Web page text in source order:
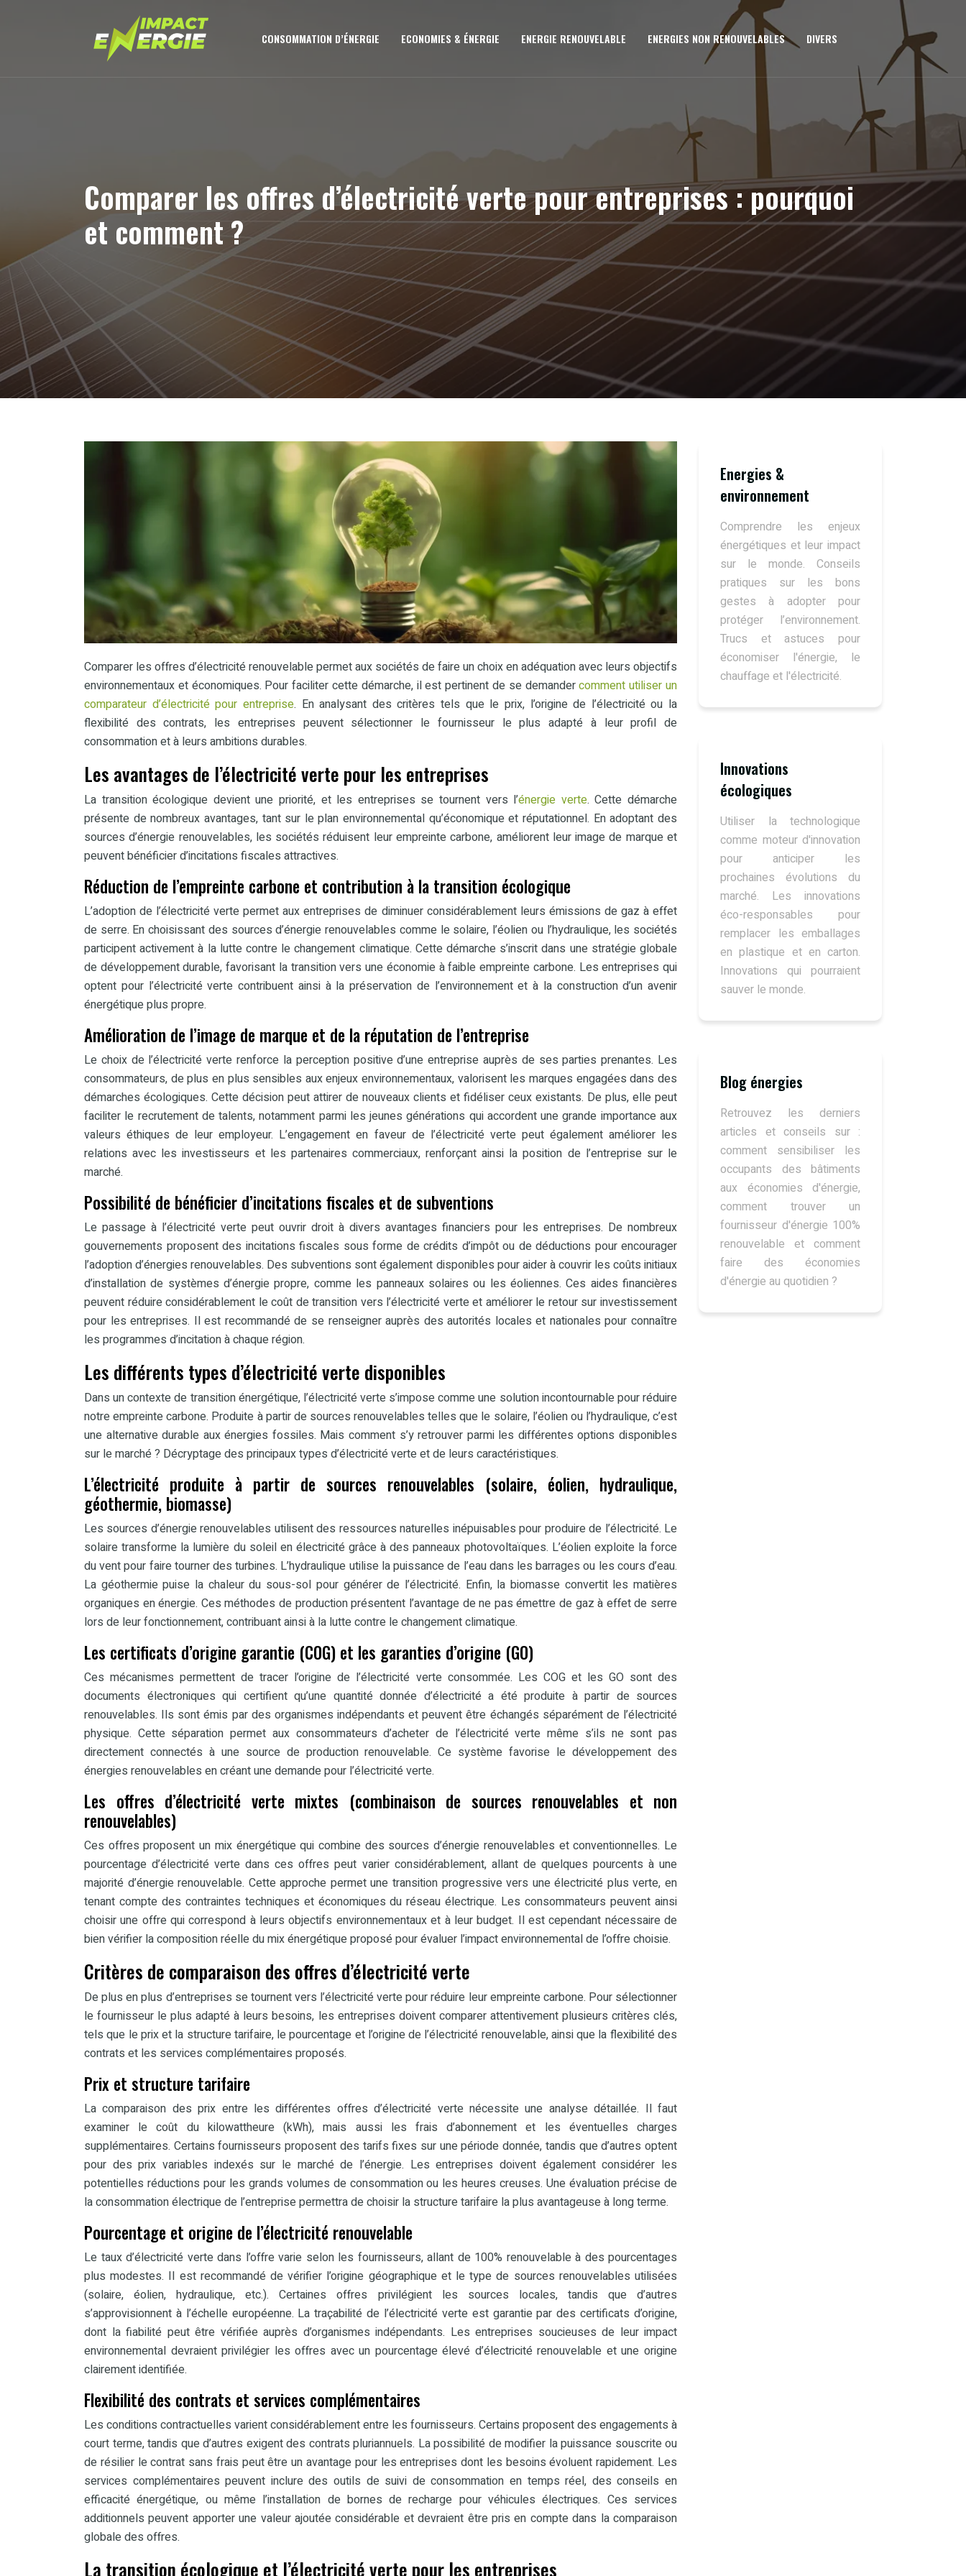
CONSOMMATION D’ÉNERGIE ECONOMIES & ÉNERGIE ENERGIE RENOUVELABLE ENERGIES NON RENOUVELABLES DIVERS
Comparer les offres d’électricité verte pour entreprises : pourquoi
et comment ?
Comparer les offres d’électricité renouvelable permet aux sociétés de faire un choix en adéquation avec leurs objectifs
environnementaux et économiques. Pour faciliter cette démarche, il est pertinent de se demandercomment utiliser un
comparateur d’électricité pour entreprise. En analysant des critères tels que le prix, l’origine de l’électricité ou la
flexibilité des contrats, les entreprises peuvent sélectionner le fournisseur le plus adapté à leur profil de
consommation et à leurs ambitions durables.
Les avantages de l’électricité verte pour les entreprises
La transition écologique devient une priorité, et les entreprises se tournent vers l’énergie verte. Cette démarche
présente de nombreux avantages, tant sur le plan environnemental qu’économique et réputationnel. En adoptant des
sources d’énergie renouvelables, les sociétés réduisent leur empreinte carbone, améliorent leur image de marque et
peuvent bénéficier d’incitations fiscales attractives.
Réduction de l’empreinte carbone et contribution à la transition écologique
L’adoption de l’électricité verte permet aux entreprises de diminuer considérablement leurs émissions de gaz à effet
de serre. En choisissant des sources d’énergie renouvelables comme le solaire, l’éolien ou l’hydraulique, les sociétés
participent activement à la lutte contre le changement climatique. Cette démarche s’inscrit dans une stratégie globale
de développement durable, favorisant la transition vers une économie à faible empreinte carbone. Les entreprises qui
optent pour l’électricité verte contribuent ainsi à la préservation de l’environnement et à la construction d’un avenir
énergétique plus propre.
Amélioration de l’image de marque et de la réputation de l’entreprise
Le choix de l’électricité verte renforce la perception positive d’une entreprise auprès de ses parties prenantes. Les
consommateurs, de plus en plus sensibles aux enjeux environnementaux, valorisent les marques engagées dans des
démarches écologiques. Cette décision peut attirer de nouveaux clients et fidéliser ceux existants. De plus, elle peut
faciliter le recrutement de talents, notamment parmi les jeunes générations qui accordent une grande importance aux
valeurs éthiques de leur employeur. L’engagement en faveur de l’électricité verte peut également améliorer les
relations avec les investisseurs et les partenaires commerciaux, renforçant ainsi la position de l’entreprise sur le
marché.
Possibilité de bénéficier d’incitations fiscales et de subventions
Le passage à l’électricité verte peut ouvrir droit à divers avantages financiers pour les entreprises. De nombreux
gouvernements proposent des incitations fiscales sous forme de crédits d’impôt ou de déductions pour encourager
l’adoption d’énergies renouvelables. Des subventions sont également disponibles pour aider à couvrir les coûts initiaux
d’installation de systèmes d’énergie propre, comme les panneaux solaires ou les éoliennes. Ces aides financières
peuvent réduire considérablement le coût de transition vers l’électricité verte et améliorer le retour sur investissement
pour les entreprises. Il est recommandé de se renseigner auprès des autorités locales et nationales pour connaître
les programmes d’incitation à chaque région.
Les différents types d’électricité verte disponibles
Dans un contexte de transition énergétique, l’électricité verte s’impose comme une solution incontournable pour réduire
notre empreinte carbone. Produite à partir de sources renouvelables telles que le solaire, l’éolien ou l’hydraulique, c’est
une alternative durable aux énergies fossiles. Mais comment s’y retrouver parmi les différentes options disponibles
sur le marché ? Décryptage des principaux types d’électricité verte et de leurs caractéristiques.
L’électricité produite à partir de sources renouvelables (solaire, éolien, hydraulique,
géothermie, biomasse)
Les sources d’énergie renouvelables utilisent des ressources naturelles inépuisables pour produire de l’électricité. Le
solaire transforme la lumière du soleil en électricité grâce à des panneaux photovoltaïques. L’éolien exploite la force
du vent pour faire tourner des turbines. L’hydraulique utilise la puissance de l’eau dans les barrages ou les cours d’eau.
La géothermie puise la chaleur du sous-sol pour générer de l’électricité. Enfin, la biomasse convertit les matières
organiques en énergie. Ces méthodes de production présentent l’avantage de ne pas émettre de gaz à effet de serre
lors de leur fonctionnement, contribuant ainsi à la lutte contre le changement climatique.
Les certificats d’origine garantie (COG) et les garanties d’origine (GO)
Ces mécanismes permettent de tracer l’origine de l’électricité verte consommée. Les COG et les GO sont des
documents électroniques qui certifient qu’une quantité donnée d’électricité a été produite à partir de sources
renouvelables. Ils sont émis par des organismes indépendants et peuvent être échangés séparément de l’électricité
physique. Cette séparation permet aux consommateurs d’acheter de l’électricité verte même s’ils ne sont pas
directement connectés à une source de production renouvelable. Ce système favorise le développement des
énergies renouvelables en créant une demande pour l’électricité verte.
Les offres d’électricité verte mixtes (combinaison de sources renouvelables et non
renouvelables)
Ces offres proposent un mix énergétique qui combine des sources d’énergie renouvelables et conventionnelles. Le
pourcentage d’électricité verte dans ces offres peut varier considérablement, allant de quelques pourcents à une
majorité d’énergie renouvelable. Cette approche permet une transition progressive vers une électricité plus verte, en
tenant compte des contraintes techniques et économiques du réseau électrique. Les consommateurs peuvent ainsi
choisir une offre qui correspond à leurs objectifs environnementaux et à leur budget. Il est cependant nécessaire de
bien vérifier la composition réelle du mix énergétique proposé pour évaluer l’impact environnemental de l’offre choisie.
Critères de comparaison des offres d’électricité verte
De plus en plus d’entreprises se tournent vers l’électricité verte pour réduire leur empreinte carbone. Pour sélectionner
le fournisseur le plus adapté à leurs besoins, les entreprises doivent comparer attentivement plusieurs critères clés,
tels que le prix et la structure tarifaire, le pourcentage et l’origine de l’électricité renouvelable, ainsi que la flexibilité des
contrats et les services complémentaires proposés.
Prix et structure tarifaire
La comparaison des prix entre les différentes offres d’électricité verte nécessite une analyse détaillée. Il faut
examiner le coût du kilowattheure (kWh), mais aussi les frais d’abonnement et les éventuelles charges
supplémentaires. Certains fournisseurs proposent des tarifs fixes sur une période donnée, tandis que d’autres optent
pour des prix variables indexés sur le marché de l’énergie. Les entreprises doivent également considérer les
potentielles réductions pour les grands volumes de consommation ou les heures creuses. Une évaluation précise de
la consommation électrique de l’entreprise permettra de choisir la structure tarifaire la plus avantageuse à long terme.
Pourcentage et origine de l’électricité renouvelable
Le taux d’électricité verte dans l’offre varie selon les fournisseurs, allant de 100% renouvelable à des pourcentages
plus modestes. Il est recommandé de vérifier l’origine géographique et le type de sources renouvelables utilisées
(solaire, éolien, hydraulique, etc.). Certaines offres privilégient les sources locales, tandis que d’autres
s’approvisionnent à l’échelle européenne. La traçabilité de l’électricité verte est garantie par des certificats d’origine,
dont la fiabilité peut être vérifiée auprès d’organismes indépendants. Les entreprises soucieuses de leur impact
environnemental devraient privilégier les offres avec un pourcentage élevé d’électricité renouvelable et une origine
clairement identifiée.
Flexibilité des contrats et services complémentaires
Les conditions contractuelles varient considérablement entre les fournisseurs. Certains proposent des engagements à
court terme, tandis que d’autres exigent des contrats pluriannuels. La possibilité de modifier la puissance souscrite ou
de résilier le contrat sans frais peut être un avantage pour les entreprises dont les besoins évoluent rapidement. Les
services complémentaires peuvent inclure des outils de suivi de consommation en temps réel, des conseils en
efficacité énergétique, ou même l’installation de bornes de recharge pour véhicules électriques. Ces services
additionnels peuvent apporter une valeur ajoutée considérable et devraient être pris en compte dans la comparaison
globale des offres.
La transition écologique et l’électricité verte pour les entreprises
Energies &
environnement
Comprendre les enjeux
énergétiques et leur impact
sur le monde. Conseils
pratiques sur les bons
gestes à adopter pour
protéger l’environnement.
Trucs et astuces pour
économiser l'énergie, le
chauffage et l'électricité.
Innovations
écologiques
Utiliser la technologique
comme moteur d'innovation
pour anticiper les
prochaines évolutions du
marché. Les innovations
éco-responsables pour
remplacer les emballages
en plastique et en carton.
Innovations qui pourraient
sauver le monde.
Blog énergies
Retrouvez les derniers
articles et conseils sur :
comment sensibiliser les
occupants des bâtiments
aux économies d'énergie,
comment trouver un
fournisseur d'énergie 100%
renouvelable et comment
faire des économies
d'énergie au quotidien ?